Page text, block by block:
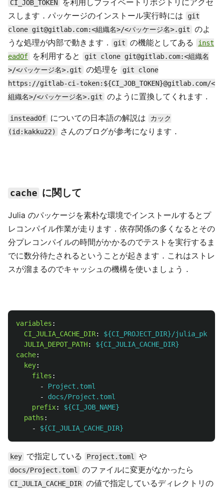
CI_JOB_TOKEN
を利用しプライベートリポジトリにアクセ
スします．パッケージのインストール実行時には
git
clone git@gitlab.com:<組織名>/<パッケージ名>.git
のよ
うな処理が内部で動きます．
git の機能としてある
inst
eadOf
を利用すると
git clone git@gitlab.com:<組織名
>/<パッケージ名>.git
の処理を
git clone
https://gitlab-ci-token:${CI_JOB_TOKEN}@gitlab.com/<
組織名>/<パッケージ名>.git
のように置換してくれます．
insteadOf についての日本語の解説は
カック
(id:kakku22)
さんのブログが参考になります．
cache に関して
Julia のパッケージを素朴な環境でインストールするとプ
レコンパイル作業が走ります．依存関係の多くなるとその
分プレコンパイルの時間がかかるのでテストを実行するま
でに数分待たされるということが起きます．これはストレ
スが溜まるのでキャッシュの機構を使いましょう．
variables :
CI_JULIA_CACHE_DIR:
${CI_PROJECT_DIR}/julia_pkg
JULIA_DEPOT_PATH:
${CI_JULIA_CACHE_DIR}
cache:
key:
files :
-
Project.toml
-
docs/Project.toml
prefix:
${CI_JOB_NAME}
paths :
-
${CI_JULIA_CACHE_DIR}
key で指定している Project.toml や
docs/Project.toml のファイルに変更がなかったら
CI_JULIA_CACHE_DIR の値で指定しているディレクトリの